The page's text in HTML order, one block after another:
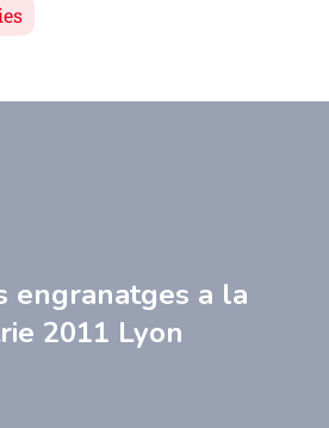
engranatges a la
2011 Lyon